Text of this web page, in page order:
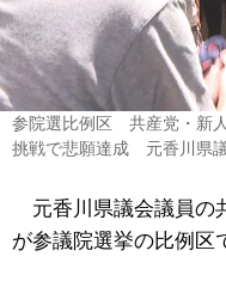
参院選比例区 共産党・新
挑戦で悲願達成 元香川県
元香川県議会議員の
が参議院選挙の比例区